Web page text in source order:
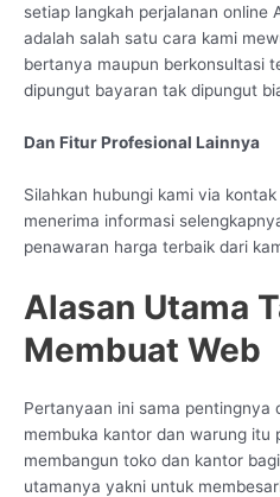
setiap langkah perjalanan online
adalah salah satu cara kami
bertanya maupun berkonsultasi
dipungut bayaran tak dipungut
Dan Fitur Profesional Lainnya
Silahkan hubungi kami via
menerima informasi
penawaran harga terbaik dari
Alasan Utama
Membuat Web
Pertanyaan ini sama pentingnya
membuka kantor dan warung itu
membangun toko dan kantor
utamanya yakni untuk